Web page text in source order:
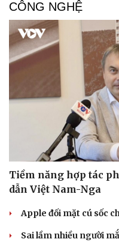
CÔNG NGHỆ
Tiềm năng hợp tác
dẫn Việt Nam-Nga
Apple đối mặt cú sốc
Sai lầm nhiều người